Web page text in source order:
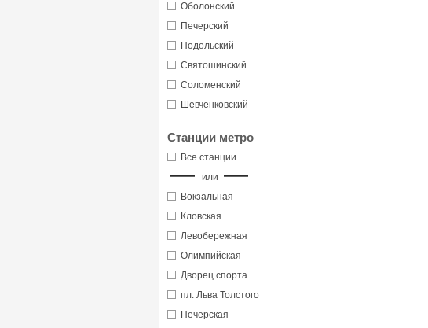
Оболонский
Печерский
Подольский
Святошинский
Соломенский
Шевченковский
Станции метро
Все станции
или
Вокзальная
Кловская
Левобережная
Олимпийская
Дворец спорта
пл. Льва Толстого
Печерская